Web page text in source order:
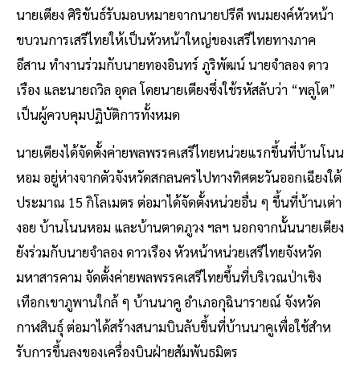
นายเตียง ศิริขันธ์รับมอบหมายจากนายปรีดี พนมยงค์หัวหน้า
ขบวนการเสรีไทยให้เป็นหัวหน้าใหญ่ของเสรีไทยทางภาค
อีสาน ทํางานร่วมกับนายทองอินทร์ ภูริพัฒน์ นายจําลอง ดาว
เรือง และนายถวิล อุดล โดยนายเตียงซึ่งใช้รหัสลับว่า “พลูโต”
เป็นผู้ควบคุมปฏิบัติการทั้งหมด
นายเตียงได้จัดตั้งค่ายพลพรรคเสรีไทยหน่วยแรกขึ้นที่บ้านโนน
หอม อยู่ห่างจากตัวจังหวัดสกลนครไปทางทิศตะวันออกเฉียงใต้
ประมาณ 15 กิโลเมตร ต่อมาได้จัดตั้งหน่วยอื่น ๆ ขึ้นที่บ้านเต่า
งอย บ้านโนนหอม และบ้านตาดภูวง ฯลฯ นอกจากนั้นนายเตียง
ยังร่วมกับนายจําลอง ดาวเรือง หัวหน้าหน่วยเสรีไทยจังหวัด
มหาสารคาม จัดตั้งค่ายพลพรรคเสรีไทยขึ้นที่บริเวณป่าเชิง
เทือกเขาภูพานใกล้ ๆ บ้านนาคู อําเภอกุฉินารายณ์ จังหวัด
กาฬสินธุ์ ต่อมาได้สร้างสนามบินลับขึ้นที่บ้านนาคูเพื่อใช้สําห
รับการขึ้นลงของเครื่องบินฝ่ายสัมพันธมิตร